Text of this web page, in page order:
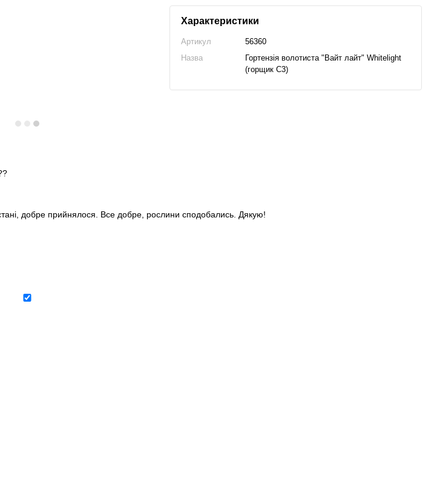
Характеристики
Артикул
56360
Назва
Гортензія волотиста "Вайт лайт" Whitelight
(горщик С3)
добре прийнялося. Все добре, рослини сподобались. Дякую!